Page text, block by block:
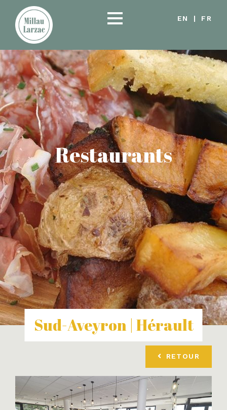
EN | FR
Restaurants
Sud-Aveyron | Hérault
RETOUR